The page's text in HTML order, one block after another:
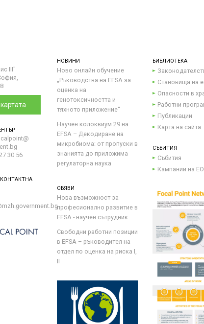
III"
30 56
НОВИНИ
Ново онлайн обучение
„Ръководства на ЕFSA за
оценка на
генотоксичността и
тяхното приложение“
Научен колоквиум 29 на
EFSA – Декодиране на
микробиома: от пропуски в
знанията до приложима
регулаторна наука
ОБЯВИ
Нова възможност за
професионално развитие в
EFSA - научен сътрудник
Свободни работни позиции
в EFSA – ръководител на
отдел по оценка на риска I,
II
БИБЛИОТЕКА
Становища на
Опасности в
Работни
Публикации
Карта на сайта
СЪБИТИЯ
Събития
Кампании на